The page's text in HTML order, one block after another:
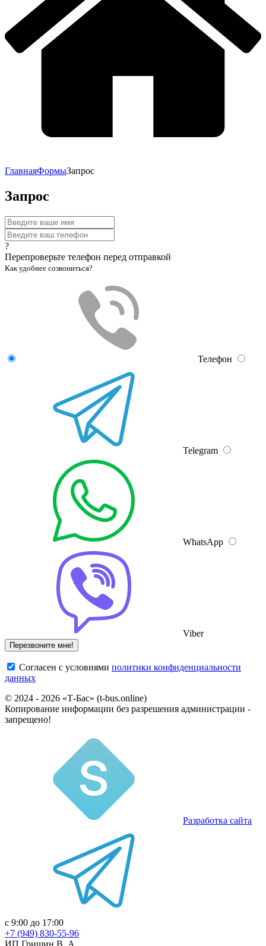
ГлавнаяФормыЗапрос
Запрос
?
Перепроверьте телефон перед отправкой
Как удобнее созвониться?
Телефон
Telegram
WhatsApp
Viber
Cогласен с условиями политики конфиденциальности
данных
© 2024 - 2026 «Т-Бас» (t-bus.online)
Копирование информации без разрешения администрации -
запрещено!
Разработка сайта
с 9:00 до 17:00
+7 (949) 830-55-96
ИП Гришин В. А.